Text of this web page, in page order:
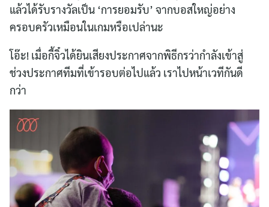
แล้วได้รับรางวัลเป็น ‘การยอมรับ’ จากบอสใหญ่อย่าง
ครอบครัวเหมือนในเกมหรือเปล่านะ
โอ๊ะ! เมื่อกี้จิ๋วได้ยินเสียงประกาศจากพิธีกรว่ากำลังเข้าสู่
ช่วงประกาศทีมที่เข้ารอบต่อไปแล้ว เราไปหน้าเวทีกันดี
กว่า